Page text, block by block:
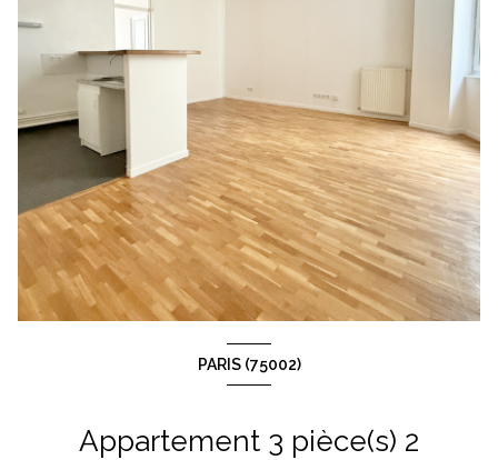
PARIS (75002)
Appartement 3 pièce(s) 2